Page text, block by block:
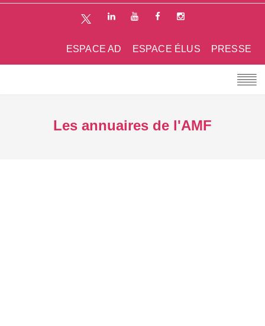
PRESSE
ESPACE ÉLUS
ESPACE AD
Les annuaires de l'AMF